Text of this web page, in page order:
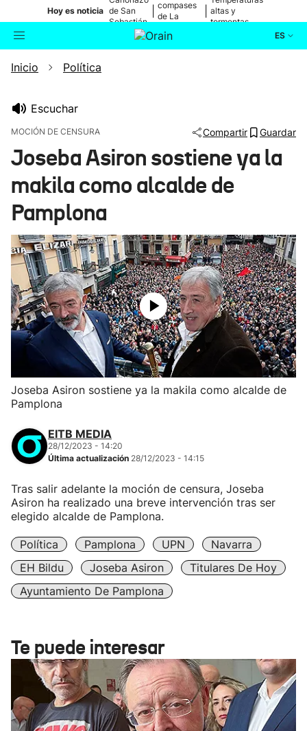
Hoy es noticia de San
Sebastián
compases
de La
altas y
tormentas
ES
Buscador
Ikusmiran
Inicio Política
Escuchar
MOCIÓN DE CENSURA Compartir Guardar
Joseba Asiron sostiene ya la
makila como alcalde de
Pamplona
Joseba Asiron sostiene ya la makila como alcalde de
Pamplona
EITB MEDIA
28/12/2023 - 14:20
Última actualización 28/12/2023 - 14:15
Tras salir adelante la moción de censura, Joseba
Asiron ha realizado una breve intervención tras ser
elegido alcalde de Pamplona.
Política Pamplona UPN
Navarra
EH Bildu
Joseba Asiron
Titulares De Hoy
Ayuntamiento De Pamplona
Te puede interesar